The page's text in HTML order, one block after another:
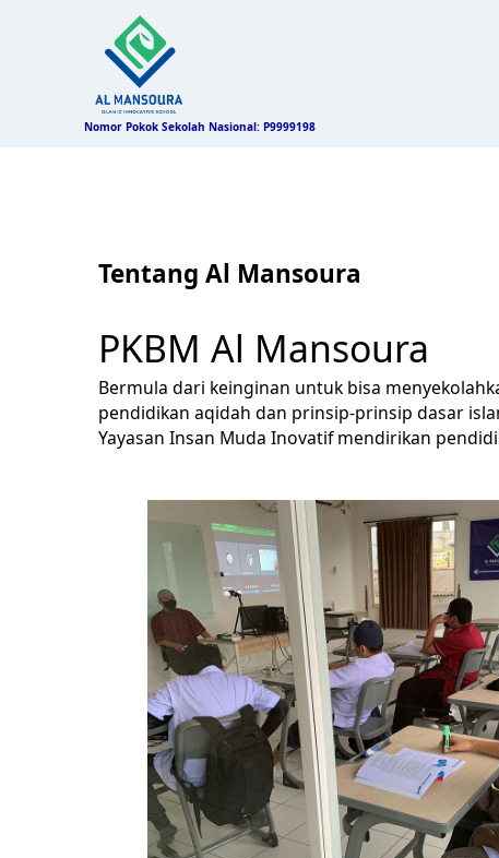
Nomor Pokok Sekolah Nasional: P9999198
Tentang Al Mansoura
PKBM Al Mansoura
Bermula dari keinginan untuk bisa
pendidikan aqidah dan prinsip-prinsip dasar
Yayasan Insan Muda Inovatif mendirikan